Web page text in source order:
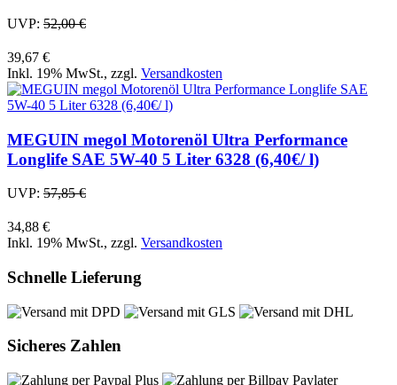
UVP: 52,00 €
39,67 €
Inkl. 19% MwSt., zzgl. Versandkosten
MEGUIN megol Motorenöl Ultra Performance
Longlife SAE 5W-40 5 Liter 6328 (6,40€/ l)
UVP: 57,85 €
34,88 €
Inkl. 19% MwSt., zzgl. Versandkosten
Schnelle Lieferung
Sicheres Zahlen